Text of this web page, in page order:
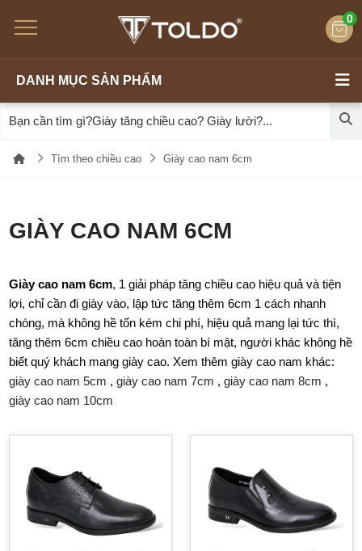
0
DANH MỤC SẢN PHẨM
Tìm theo chiều cao Giày cao nam 6cm
GIÀY CAO NAM 6CM
Giày cao nam 6cm, 1 giải pháp tăng chiều cao hiệu quả và tiện
lợi, chỉ cần đi giày vào, lập tức tăng thêm 6cm 1 cách nhanh
chóng, mà không hề tốn kém chi phí, hiệu quả mang lại tức thì,
tăng thêm 6cm chiều cao hoàn toàn bí mật, người khác không hề
biết quý khách mang giày cao. Xem thêm giày cao nam khác:
giày cao nam 5cm ,giày cao nam 7cm ,giày cao nam 8cm ,
giày cao nam 10cm